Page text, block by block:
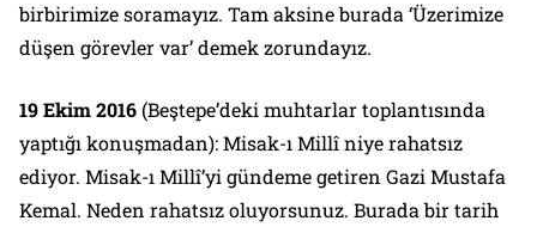
birbirimize soramayız. Tam aksine burada ‘Üzerimize
düşen görevler var’ demek zorundayız.
19 Ekim 2016(Beştepe’deki muhtarlar toplantısında
yaptığı konuşmadan):Misak-ı Millî niye rahatsız
ediyor. Misak-ı Millî’yi gündeme getiren Gazi Mustafa
Kemal. Neden rahatsız oluyorsunuz. Burada bir tarih